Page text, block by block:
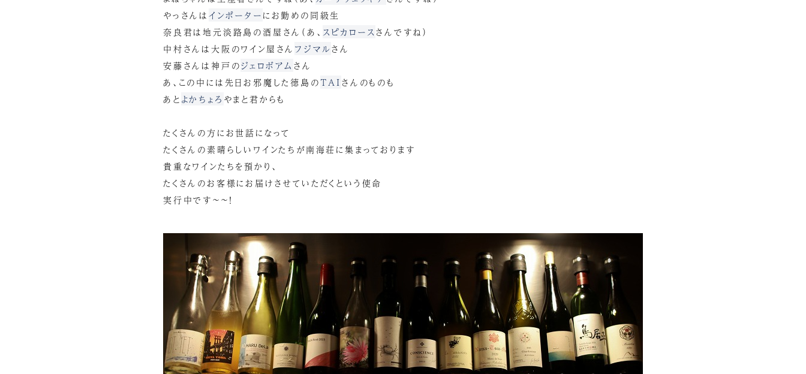
やっさんはインポーターにお勤めの同級生
奈良君は地元淡路島の酒屋さん（あ、 スピカロースさんですね）
中村さんは大阪のワイン屋さん フジマルさん
安藤さんは神戸のジェロボアム さん
あ、この中には先日お邪魔した徳島のTAIさんのものも
あとよかちょろ やまと君からも
たくさんの方にお世話になって
たくさんの素晴らしいワインたちが南海荘に集まっております
貴重なワインたちを預かり、
たくさんのお客様にお届けさせていただくという使命
実行中です～～！